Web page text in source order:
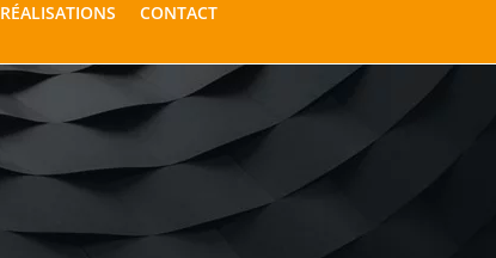
RÉALISATIONS CONTACT